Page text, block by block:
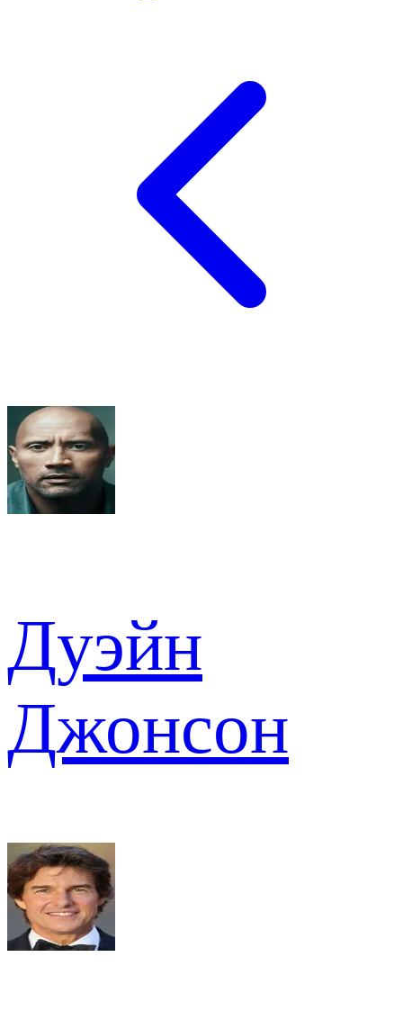
Дуэйн
Джонсон